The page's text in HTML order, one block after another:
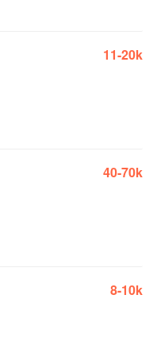
11-20k
40-70k
8-10k